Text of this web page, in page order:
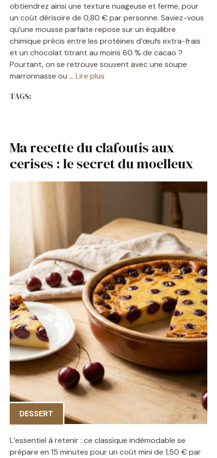
obtiendrez ainsi une texture nuageuse et ferme, pour
un coût dérisoire de 0,80 € par personne. Saviez-vous
qu’une mousse parfaite repose sur un équilibre
chimique précis entre les protéines d’œufs extra-frais
et un chocolat titrant au moins 60 % de cacao ?
Pourtant, on se retrouve souvent avec une soupe
marronnasse ou … Lire plus
TAGS:
Ma recette du clafoutis aux
cerises : le secret du moelleux
DESSERT
L’essentiel à retenir : ce classique indémodable se
prépare en 15 minutes pour un coût mini de 1,50 € par